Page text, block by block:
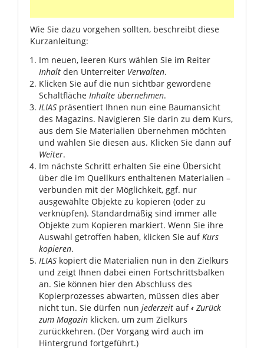
Wie Sie dazu vorgehen sollten, beschreibt diese
Kurzanleitung:
Im neuen, leeren Kurs wählen Sie im Reiter
Inhalt den Unterreiter Verwalten.
Klicken Sie auf die nun sichtbar gewordene
Schaltfläche Inhalte übernehmen.
ILIAS präsentiert Ihnen nun eine Baumansicht
des Magazins. Navigieren Sie darin zu dem Kurs,
aus dem Sie Materialien übernehmen möchten
und wählen Sie diesen aus. Klicken Sie dann auf
Weiter.
Im nächste Schritt erhalten Sie eine Übersicht
über die im Quellkurs enthaltenen Materialien –
verbunden mit der Möglichkeit, ggf. nur
ausgewählte Objekte zu kopieren (oder zu
verknüpfen). Standardmäßig sind immer alle
Objekte zum Kopieren markiert. Wenn Sie ihre
Auswahl getroffen haben, klicken Sie auf Kurs
kopieren.
ILIAS kopiert die Materialien nun in den Zielkurs
und zeigt Ihnen dabei einen Fortschrittsbalken
an. Sie können hier den Abschluss des
Kopierprozesses abwarten, müssen dies aber
nicht tun. Sie dürfen nun jederzeit auf‹ Zurück
zum Magazin klicken, um zum Zielkurs
zurückkehren. (Der Vorgang wird auch im
Hintergrund fortgeführt.)